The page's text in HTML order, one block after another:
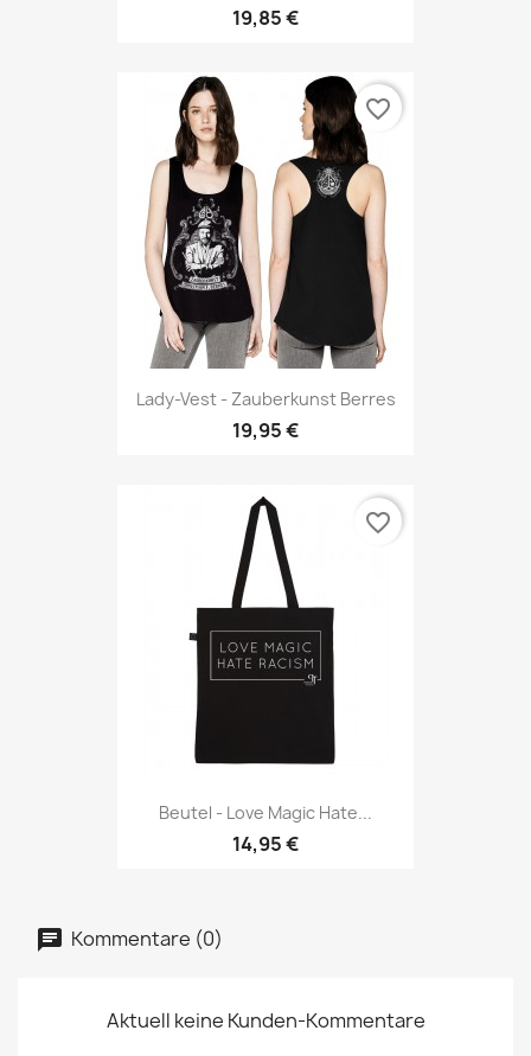
19,85 €
Lady-Vest - Zauberkunst Berres
19,95 €
favorite_border
Beutel - Love Magic Hate...
14,95 €
favorite_border
Kommentare (0)
Aktuell keine Kunden-Kommentare